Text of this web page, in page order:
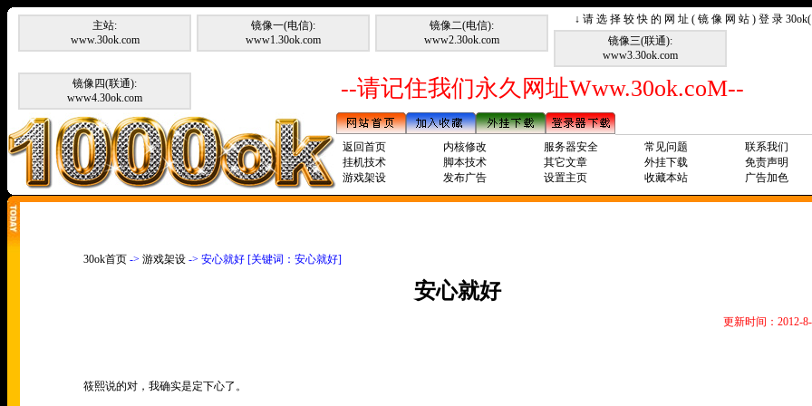
↓ 请 选 择 较 快 的 网 址 ( 镜 像 网 站 ) 登 录
主站:
www.30ok.com
镜像一(电信):
www1.30ok.com
镜像二(电信):
www2.30ok.com
镜像三(联通):
www3.30ok.com
镜像四(联通):
www4.30ok.com
--请记住我们永久网址Www.30ok.coM--
返回首页
内核修改 服务器安全 常见问题
联系我们
挂机技术
脚本技术 其它文章 外挂下载
免责声明
游戏架设
发布广告 设置主页 收藏本站 广告加色
30ok首页 -> 游戏架设 -> 安心就好 [关键词：安心就好]
安心就好
更新时间：2012-
筱熙说的对，我确实是定下心了。